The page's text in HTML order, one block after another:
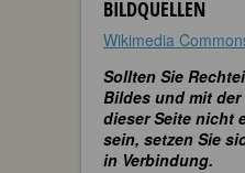
BILDQUELLEN
Wikimedia
Sollten Sie
Bildes und mit
dieser Seite nicht
sein, setzen Sie
in Verbindung.